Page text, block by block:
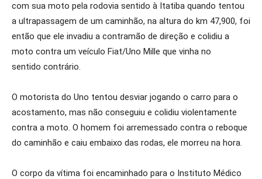
com sua moto pela rodovia sentido à Itatiba quando tentou
a ultrapassagem de um caminhão, na altura do km 47,900, foi
então que ele invadiu a contramão de direção e colidiu a
moto contra um veículo Fiat/Uno Mille que vinha no
sentido contrário.
O motorista do Uno tentou desviar jogando o carro para o
acostamento, mas não conseguiu e colidiu violentamente
contra a moto. O homem foi arremessado contra o reboque
do caminhão e caiu embaixo das rodas, ele morreu na hora.
O corpo da vítima foi encaminhado para o Instituto Médico